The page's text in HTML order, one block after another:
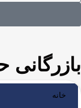
بازرگانی
خانه